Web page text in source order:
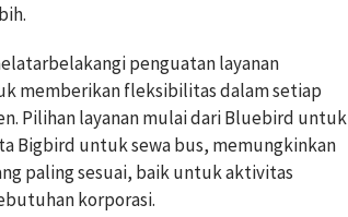
penguatan layanan
memberikan fleksibilitas dalam setiap
Pilihan layanan mulai dari Bluebird untuk
Bigbird untuk sewa bus, memungkinkan
paling sesuai, baik untuk aktivitas
korporasi.